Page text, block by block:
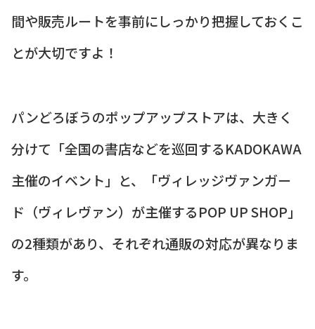
間や販売ルートを事前にしっかり把握しておくこ
とが大切ですよ！
パンどろぼうのポップアップストアは、大きく
分けて「全国の書店などを巡回するKADOKAWA
主催のイベント」と、「ヴィレッジヴァンガー
ド（ヴィレヴァン）が主催するPOP UP SHOP」
の2種類があり、それぞれ通販の対応が異なりま
す。